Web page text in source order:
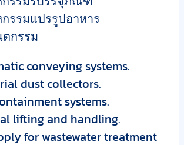
รรมแปรรูปอาหาร
กรรม
conveying systems.
dust collectors.
systems.
lifting and handling.
for wastewater treatment